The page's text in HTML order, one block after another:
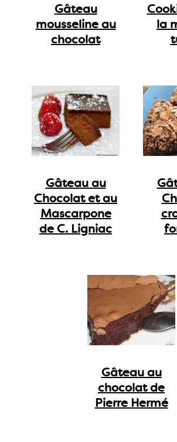
Gâteau
mousseline au
chocolat
la
Gâteau au
Chocolat et au
Mascarpone
de C. Ligniac
Gâteau au
chocolat de
Pierre Hermé